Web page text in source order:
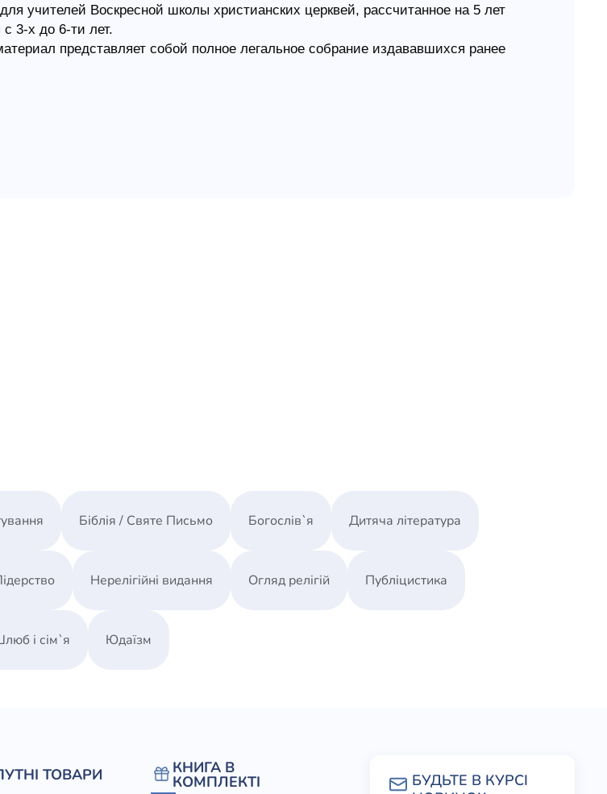
учителей Воскресной школы христианских церквей, рассчитанное на 5 лет
3-х до 6-ти лет.
представляет собой полное легальное собрание издававшихся ранее
Біблія / Святе Письмо Богослів`я Дитяча література
Нерелігійні видання Огляд релігій Публіцистика
і сім`я Юдаїзм
ТОВАРИ КНИГА В
КОМПЛЕКТІ